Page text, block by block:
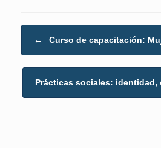
← Curso de capacitación:
Prácticas sociales: